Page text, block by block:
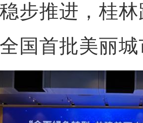
步推进，桂
国首批美丽